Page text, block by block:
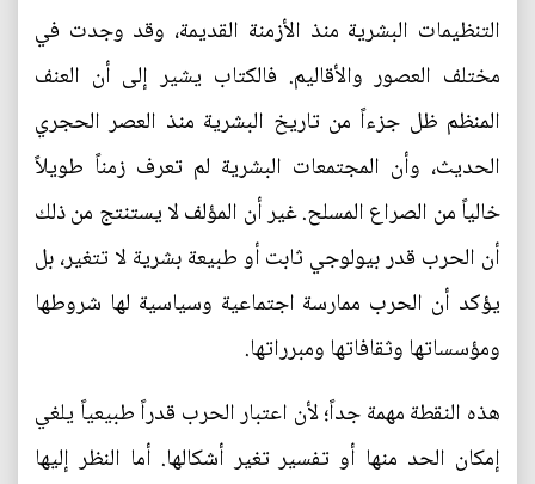
التنظيمات البشرية منذ الأزمنة القديمة، وقد وجدت في
مختلف العصور والأقاليم. فالكتاب يشير إلى أن العنف
المنظم ظل جزءاً من تاريخ البشرية منذ العصر الحجري
الحديث، وأن المجتمعات البشرية لم تعرف زمناً طويلاً
خالياً من الصراع المسلح. غير أن المؤلف لا يستنتج من ذلك
أن الحرب قدر بيولوجي ثابت أو طبيعة بشرية لا تتغير، بل
يؤكد أن الحرب ممارسة اجتماعية وسياسية لها شروطها
ومؤسساتها وثقافاتها ومبرراتها.
هذه النقطة مهمة جداً؛ لأن اعتبار الحرب قدراً طبيعياً يلغي
إمكان الحد منها أو تفسير تغير أشكالها. أما النظر إليها